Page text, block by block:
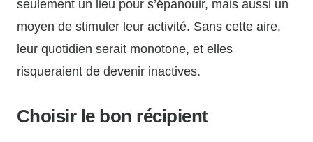
seulement un lieu pour s’épanouir, mais aussi un
moyen de stimuler leur activité. Sans cette aire,
leur quotidien serait monotone, et elles
risqueraient de devenir inactives.
Choisir le bon récipient